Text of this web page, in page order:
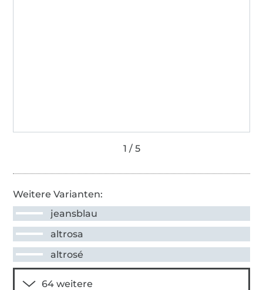
Weitere Varianten:
jeansblau
altrosa
altrosé